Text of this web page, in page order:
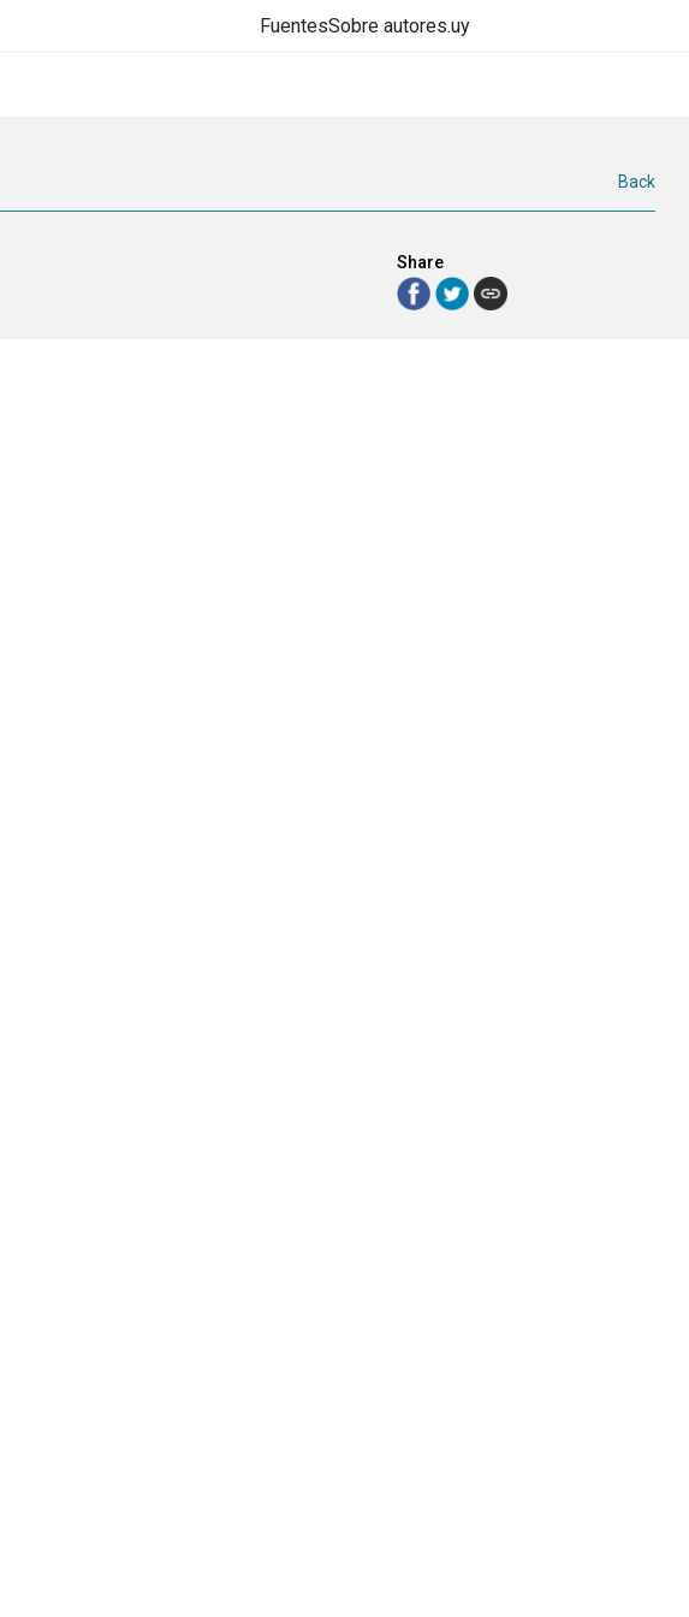
FuentesSobre autores.uy
Back
Share